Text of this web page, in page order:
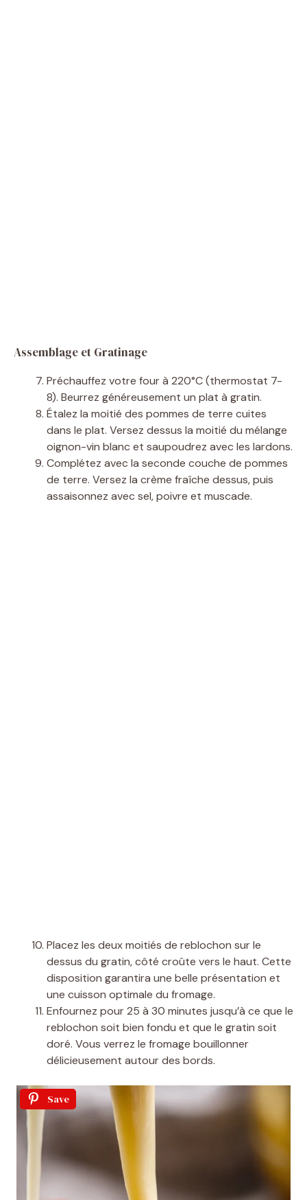
Assemblage et Gratinage
Préchauffez votre four à 220°C (thermostat 7-
8). Beurrez généreusement un plat à gratin.
Étalez la moitié des pommes de terre cuites
dans le plat. Versez dessus la moitié du mélange
oignon-vin blanc et saupoudrez avec les lardons.
Complétez avec la seconde couche de pommes
de terre. Versez la crème fraîche dessus, puis
assaisonnez avec sel, poivre et muscade.
Placez les deux moitiés de reblochon sur le
dessus du gratin, côté croûte vers le haut. Cette
disposition garantira une belle présentation et
une cuisson optimale du fromage.
Enfournez pour 25 à 30 minutes jusqu’à ce que le
reblochon soit bien fondu et que le gratin soit
doré. Vous verrez le fromage bouillonner
délicieusement autour des bords.
Save